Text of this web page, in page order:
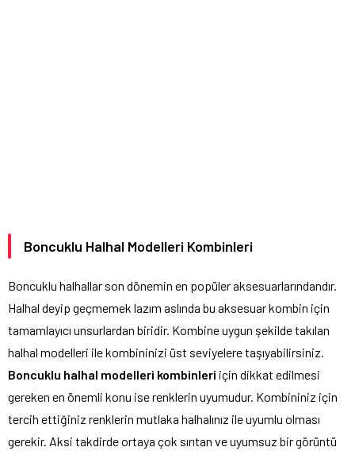
Boncuklu Halhal Modelleri Kombinleri
Boncuklu halhallar son dönemin en popüler aksesuarlarındandır.
Halhal deyip geçmemek lazım aslında bu aksesuar kombin için
tamamlayıcı unsurlardan biridir. Kombine uygun şekilde takılan
halhal modelleri ile kombininizi üst seviyelere taşıyabilirsiniz.
Boncuklu halhal modelleri kombinleri için dikkat edilmesi
gereken en önemli konu ise renklerin uyumudur. Kombininiz için
tercih ettiğiniz renklerin mutlaka halhalınız ile uyumlu olması
gerekir. Aksi takdirde ortaya çok sırıtan ve uyumsuz bir görüntü